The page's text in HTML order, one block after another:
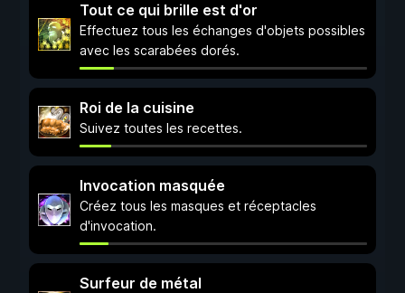
Tout ce qui brille est d'or
Effectuez tous les échanges d'objets possibles
avec les scarabées dorés.
Roi de la cuisine
Suivez toutes les recettes.
Invocation masquée
Créez tous les masques et réceptacles
d'invocation.
Surfeur de métal